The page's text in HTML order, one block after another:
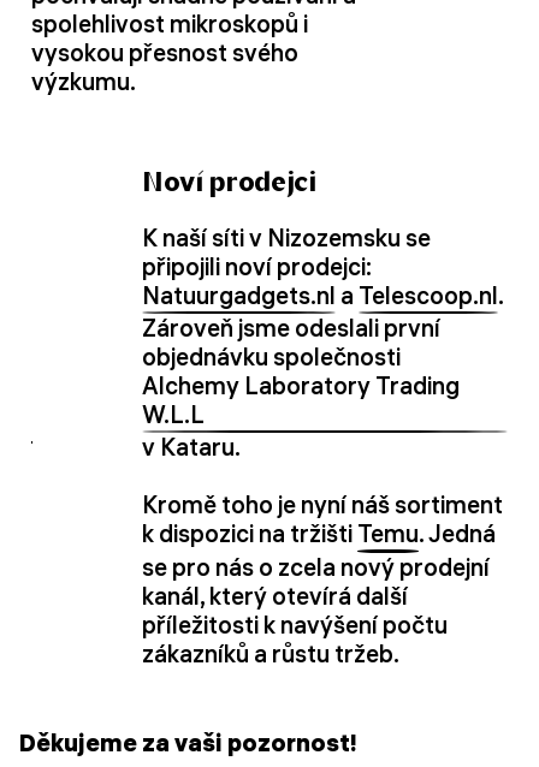
spolehlivost mikroskopů i
vysokou přesnost svého
výzkumu.
Noví prodejci
K naší síti v Nizozemsku se
připojili noví prodejci:
Natuurgadgets.nl a Telescoop.nl.
Zároveň jsme odeslali první
objednávku společnosti
Alchemy Laboratory Trading
W.L.L
v Kataru.
Kromě toho je nyní náš sortiment
k dispozici na tržišti Temu. Jedná
se pro nás o zcela nový prodejní
kanál, který otevírá další
příležitosti k navýšení počtu
zákazníků a růstu tržeb.
Děkujeme za vaši pozornost!